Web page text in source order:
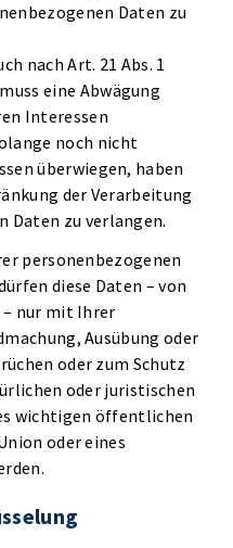
Daten zu
nach Art. 21 Abs. 1
eine Abwägung
Interessen
noch nicht
überwiegen, haben
der Verarbeitung
Daten zu verlangen.
personenbezogenen
diese Daten – von
– nur mit Ihrer
Ausübung oder
oder zum Schutz
oder juristischen
wichtigen öffentlichen
oder eines